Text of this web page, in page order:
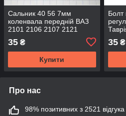
Сальник 40 56 7мм
коленвала передній ВАЗ
2101 2106 2107 2121
Славута ЗАЗ 1102 1103
Део Сенс
35 ₴
Купити
Болт
35₴
Про нас
98% позитивних з 2521 відгука